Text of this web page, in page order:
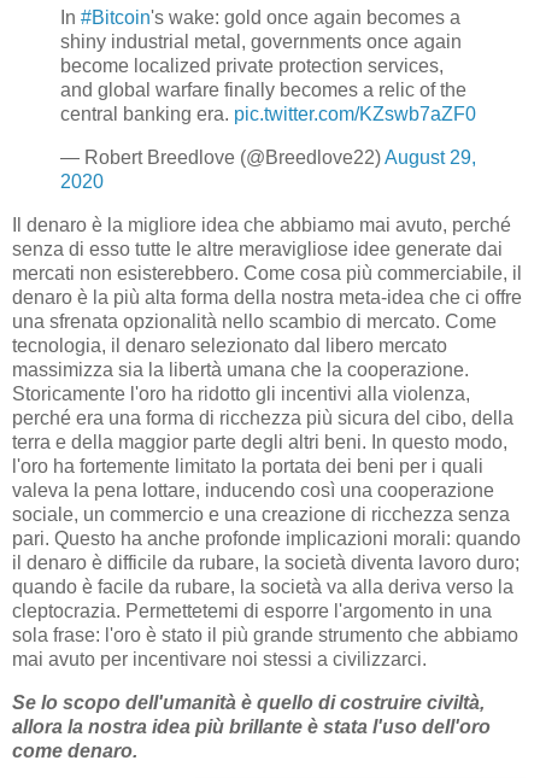
In #Bitcoin's wake: gold once again becomes a
shiny industrial metal, governments once again
become localized private protection services,
and global warfare finally becomes a relic of the
central banking era. pic.twitter.com/KZswb7aZF0
— Robert Breedlove (@Breedlove22)August 29,
2020
Il denaro è la migliore idea che abbiamo mai avuto, perché
senza di esso tutte le altre meravigliose idee generate dai
mercati non esisterebbero. Come cosa più commerciabile, il
denaro è la più alta forma della nostra meta-idea che ci offre
una sfrenata opzionalità nello scambio di mercato. Come
tecnologia, il denaro selezionato dal libero mercato
massimizza sia la libertà umana che la cooperazione.
Storicamente l'oro ha ridotto gli incentivi alla violenza,
perché era una forma di ricchezza più sicura del cibo, della
terra e della maggior parte degli altri beni. In questo modo,
l'oro ha fortemente limitato la portata dei beni per i quali
valeva la pena lottare, inducendo così una cooperazione
sociale, un commercio e una creazione di ricchezza senza
pari. Questo ha anche profonde implicazioni morali: quando
il denaro è difficile da rubare, la società diventa lavoro duro;
quando è facile da rubare, la società va alla deriva verso la
cleptocrazia. Permettetemi di esporre l'argomento in una
sola frase: l'oro è stato il più grande strumento che abbiamo
mai avuto per incentivare noi stessi a civilizzarci.
Se lo scopo dell'umanità è quello di costruire civiltà,
allora la nostra idea più brillante è stata l'uso dell'oro
come denaro.